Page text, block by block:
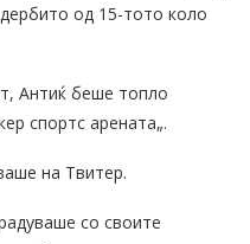
од 15-тото коло
Антиќ беше топло
спортс арената„.
на Твитер.
со своите